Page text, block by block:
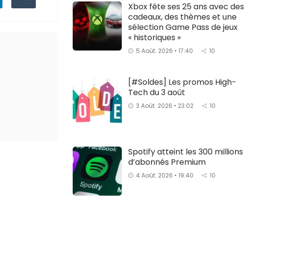
Xbox fête ses 25 ans avec des
cadeaux, des thèmes et une
sélection Game Pass de jeux
« historiques »
5 Août. 2026 • 17:40 10
[#Soldes] Les promos High-
Tech du 3 août
3 Août. 2026 • 23:02 10
Spotify atteint les 300 millions
d’abonnés Premium
4 Août. 2026 • 19:40 10